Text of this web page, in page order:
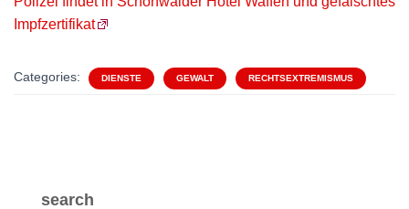
Impfzertifikat
Categories: DIENSTE GEWALT RECHTSEXTREMISMUS
search